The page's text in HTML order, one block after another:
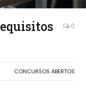
0
CONCURSOS ABERTOS